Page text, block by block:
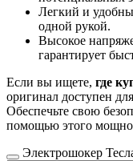
Легкий и
одной рукой.
Высокое
гарантирует
Если вы ищете, где
оригинал доступен
Обеспечьте свою
помощью этого
Электрошокер